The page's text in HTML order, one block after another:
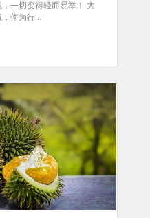
一切变得轻而易举！ 大
作为行...